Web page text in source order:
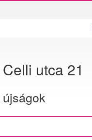
utca 21